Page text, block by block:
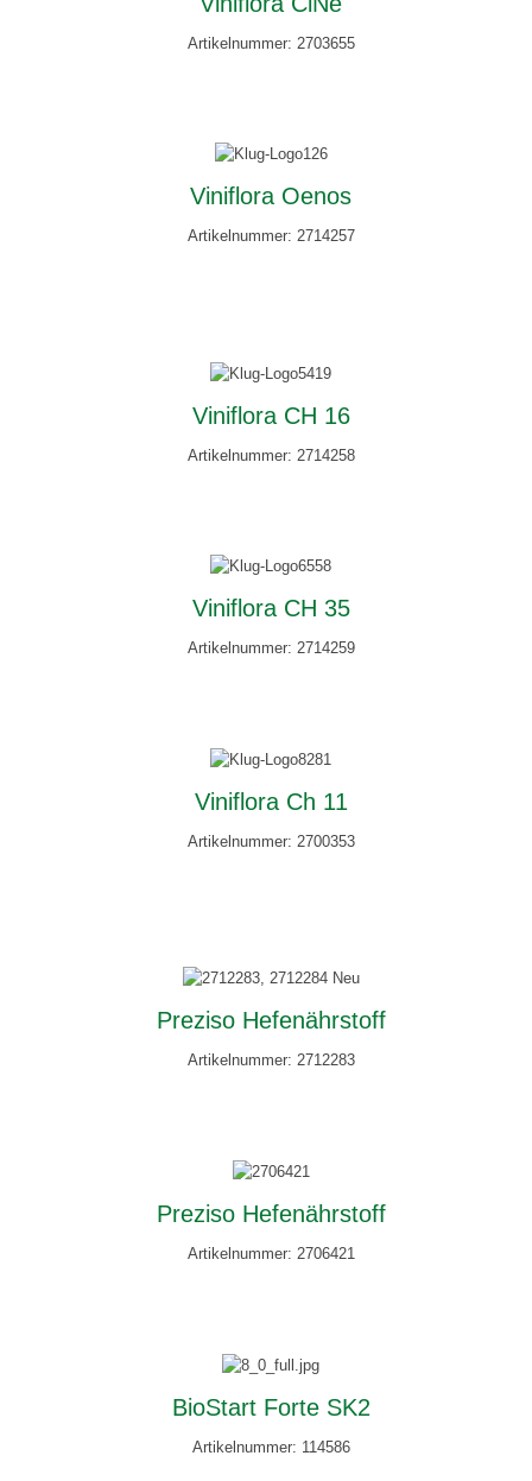
Artikelnummer: 2703655
Viniflora Oenos
Artikelnummer: 2714257
Viniflora CH 16
Artikelnummer: 2714258
Viniflora CH 35
Artikelnummer: 2714259
Viniflora Ch 11
Artikelnummer: 2700353
Preziso Hefenährstoff
Artikelnummer: 2712283
Preziso Hefenährstoff
Artikelnummer: 2706421
BioStart Forte SK2
Artikelnummer: 114586